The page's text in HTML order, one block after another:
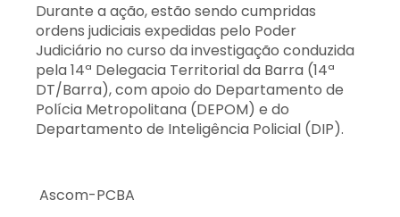
Durante a ação, estão sendo cumpridas
ordens judiciais expedidas pelo Poder
Judiciário no curso da investigação conduzida
pela 14ª Delegacia Territorial da Barra (14ª
DT/Barra), com apoio do Departamento de
Polícia Metropolitana (DEPOM) e do
Departamento de Inteligência Policial (DIP).
Ascom-PCBA